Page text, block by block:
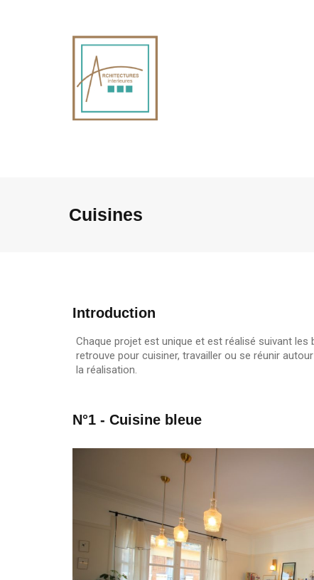
Cuisines
Introduction
Chaque projet est unique et est réalisé suivant les
retrouve pour cuisiner, travailler ou se réunir
la réalisation.
N°1 - Cuisine bleue